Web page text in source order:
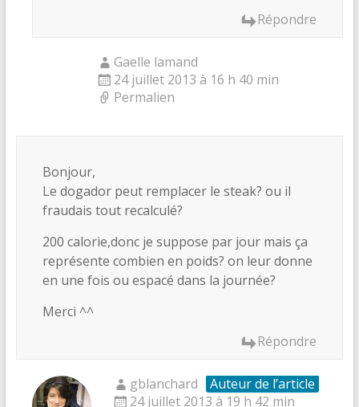
Répondre
Gaelle lamand
24 juillet 2013 à 16 h 40 min
Permalien
Bonjour,
Le dogador peut remplacer le steak? ou il
fraudais tout recalculé?
200 calorie,donc je suppose par jour mais ça
représente combien en poids? on leur donne
en une fois ou espacé dans la journée?
Merci ^^
Répondre
gblanchard
Auteur de l’article
24 juillet 2013 à 19 h 42 min